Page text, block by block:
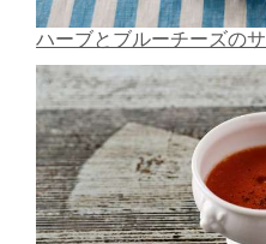
ハーブとブルーチーズの